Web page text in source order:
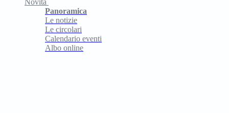
Novità
Panoramica
Le notizie
Le circolari
Calendario eventi
Albo online